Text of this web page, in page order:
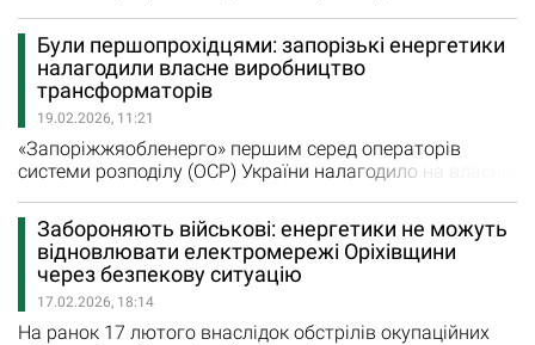
Більшість з них – 35 тисяч – енергетики, як повідомляє
спікерка АТ "Запоріжжяобленерго" Зореслава
Цупренко, заживили оперативно. Заживити решту
планували до обіду. Але – рашисти завдали нового
удару по…
Були першопрохідцями: запорізькі енергетики
налагодили власне виробництво
трансформаторів
19.02.2026, 11:21
«Запоріжжяобленерго» першим серед операторів
системи розподілу (ОСР) України налагодило на власній
повністю відповідають затвердженому в Україні ДСТУ
2105-92. Про це повідомила пресгрупа компанії.
"Трансформатор – це «серце» багатьох енергооб’єктів.
від маленьких ТП –…
Забороняють військові: енергетики не можуть
відновлювати електромережі Оріхівщини
через безпекову ситуацію
17.02.2026, 18:14
На ранок 17 лютого внаслідок обстрілів окупаційних